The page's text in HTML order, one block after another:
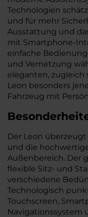
Technologien
und für mehr
Ausstattung und
mit Smartphone-
einfache
und Vernetzung
eleganten,
Leon besonders
Fahrzeug mit
Der Leon
und die
Außenbereich. Der
flexible Sitz- und
verschiedene
Technologisch
Touchscreen,
Navigationssystem